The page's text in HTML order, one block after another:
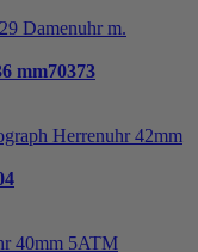
mm70373